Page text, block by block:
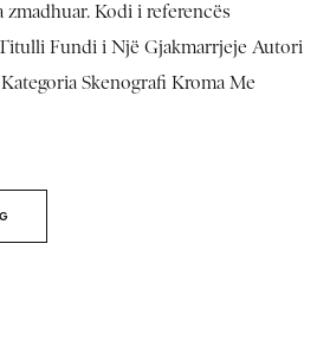
Kodi i referencës
Titulli Fundi i Një Gjakmarrjeje Autori
Skenografi Kroma Me